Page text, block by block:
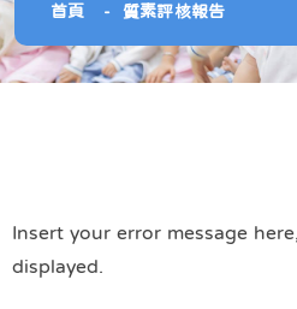
首頁 質素評核報告
Insert your error message
displayed.